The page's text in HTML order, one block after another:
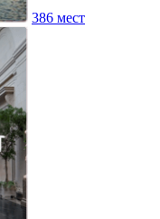
386 мест